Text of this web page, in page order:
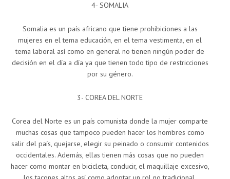
4- SOMALIA
Somalia es un país africano que tiene prohibiciones a las
mujeres en el tema educación, en el tema vestimenta, en el
tema laboral así como en general no tienen ningún poder de
decisión en el día a día ya que tienen todo tipo de restricciones
por su género.
3- COREA DEL NORTE
Corea del Norte es un país comunista donde la mujer comparte
muchas cosas que tampoco pueden hacer los hombres como
salir del país, quejarse, elegir su peinado o consumir contenidos
occidentales. Además, ellas tienen más cosas que no pueden
hacer como montar en bicicleta, conducir, el maquillaje excesivo,